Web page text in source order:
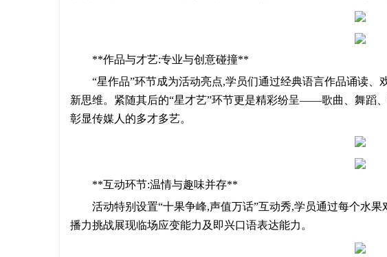
**作品与才艺:专业与创意碰撞**
“星作品”环节成为活动亮点,学员们通过经典语言作品诵读
新思维。紧随其后的“星才艺”环节更是精彩纷呈——歌曲、舞蹈
彰显传媒人的多才多艺。
**互动环节:温情与趣味并存**
活动特别设置“十果争峰,声值万话”互动秀,学员通过每个水
播力挑战展现临场应变能力及即兴口语表达能力。